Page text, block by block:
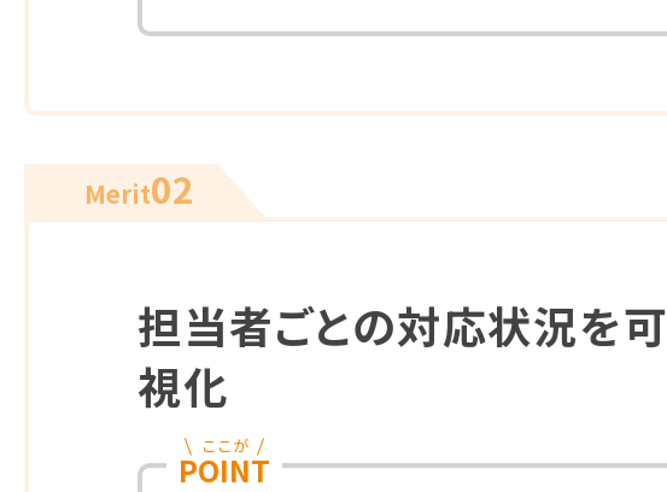
Merit02
担当者ごとの対応状況を可
視化
ここが
POINT